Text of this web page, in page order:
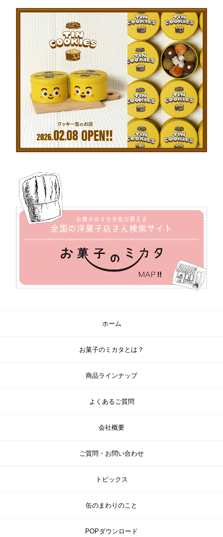
ホーム
お菓子のミカタとは？
商品ラインナップ
よくあるご質問
会社概要
ご質問・お問い合わせ
トピックス
缶のまわりのこと
POPダウンロード